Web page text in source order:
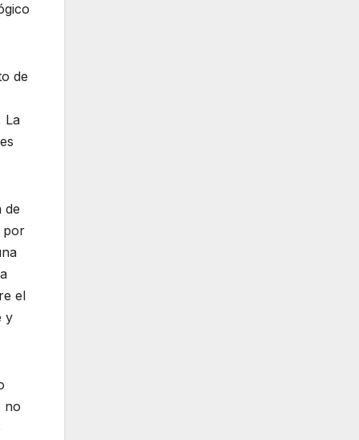
de
La
de
por
el
y
no